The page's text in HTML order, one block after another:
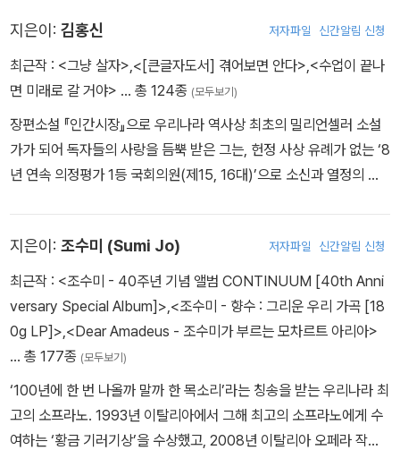
v 폴레폴레 / cafe.daum.net/wfwijs 페이스북 / fb.com/wfweji
sung
지은이: 김홍신 저자파일 신간알림 신청
최근작 : <그냥 살자>,<[큰글자도서] 겪어보면 안다>,<수업이 끝나
면 미래로 갈 거야> … 총 124종 (모두보기)
장편소설 『인간시장』으로 우리나라 역사상 최초의 밀리언셀러 소설
가가 되어 독자들의 사랑을 듬뿍 받은 그는, 헌정 사상 유례가 없는 ‘8
년 연속 의정평가 1등 국회의원(제15, 16대)’으로 소신과 열정의 삶
상 운영위원장, 홍상문화재단 이사장으로 활동하고 있다. 충남 공주
에서 태어나 논산에서 성장했으며 건국대 국문과를 졸업하고 동대학
원에서 문학박사 및 명예정치학박사 학위를 받았다. 1976년 《현대
문학》으로 등단한 이후 『인간시장』 『칼날 위의 전쟁』 『바람 바람 바
람』 『내륙풍』 『난장판』 『풍객』 『대곡』 등으로 대한민국에 소설 폭풍
의 자존심을 높이는 대하역사소설 『김홍신의 대발해』(전10권)를 발
표해 통일문화대상과 현대불교문학상을 수상했다. 2015년 장편소설
『단 한 번의 사랑』으로 한국문학상을 수상했고, 2017년 장편소설
지은이: 조수미 (Sumi Jo) 저자파일 신간알림 신청
최근작 : <조수미 - 40주년 기념 앨범 CONTINUUM [40th Anni
versary Special Album]>,<조수미 - 향수 : 그리운 우리 가곡 [18
0g LP]>,<Dear Amadeus - 조수미가 부르는 모차르트 아리아>
… 총 177종 (모두보기)
‘100년에 한 번 나올까 말까 한 목소리’라는 칭송을 받는 우리나라 최
고의 소프라노. 1993년 이탈리아에서 그해 최고의 소프라노에게 수
여하는 ‘황금 기러기상’을 수상했고, 2008년 이탈리아 오페라 작곡